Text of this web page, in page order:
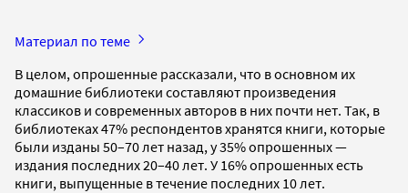
Материал по теме
В целом, опрошенные рассказали, что в основном их
домашние библиотеки составляют произведения
классиков и современных авторов в них почти нет. Так, в
библиотеках 47% респондентов хранятся книги, которые
были изданы 50–70 лет назад, у 35% опрошенных —
издания последних 20–40 лет. У 16% опрошенных есть
книги, выпущенные в течение последних 10 лет.